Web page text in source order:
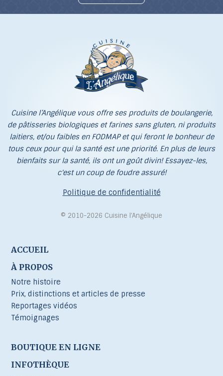
Cuisine l’Angélique vous offre ses produits de boulangerie,
de pâtisseries biologiques et farines sans gluten, ni produits
laitiers, et/ou faibles en FODMAP et qui feront le bonheur de
tous ceux pour qui la santé est une priorité. En plus de leurs
bienfaits sur la santé, ils ont un goût divin! Essayez-les,
c'est un coup de foudre assuré!
Politique de confidentialité
© 2010-2026 Cuisine l’Angélique
ACCUEIL
À PROPOS
Notre histoire
Prix, distinctions et articles de presse
Reportages vidéos
Témoignages
BOUTIQUE EN LIGNE
INFOTHÈQUE